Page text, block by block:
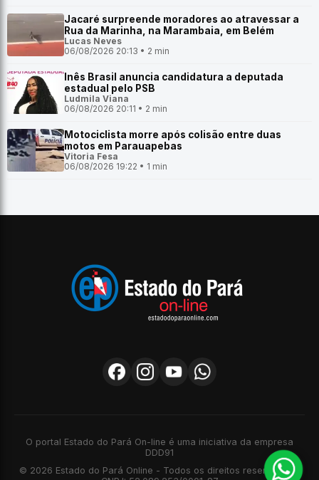
Jacaré surpreende moradores ao atravessar a
Rua da Marinha, na Marambaia, em Belém
Lucas Neves
06/08/2026 20:13 • 2 min
Inês Brasil anuncia candidatura a deputada
estadual pelo PSB
Ludmila Viana
06/08/2026 20:11 • 2 min
Motociclista morre após colisão entre duas
motos em Parauapebas
Vitoria Fesa
06/08/2026 19:22 • 1 min
O portal Estado do Pará On-line é uma iniciativa da empresa
DDD91
© 2026 Estado do Pará Online - Todos os direitos reservados -